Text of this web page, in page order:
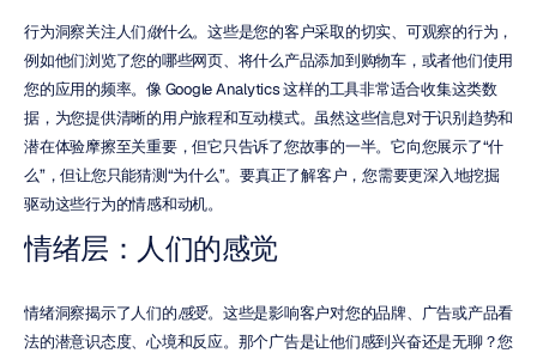
行为洞察关注人们做什么。这些是您的客户采取的切实、可观察的行为，
例如他们浏览了您的哪些网页、将什么产品添加到购物车，或者他们使用
您的应用的频率。像 Google Analytics 这样的工具非常适合收集这类数
据，为您提供清晰的用户旅程和互动模式。虽然这些信息对于识别趋势和
潜在体验摩擦至关重要，但它只告诉了您故事的一半。它向您展示了“什
么”，但让您只能猜测“为什么”。要真正了解客户，您需要更深入地挖掘
驱动这些行为的情感和动机。
情绪层：人们的感觉
情绪洞察揭示了人们的感受。这些是影响客户对您的品牌、广告或产品看
法的潜意识态度、心境和反应。那个广告是让他们感到兴奋还是无聊？您